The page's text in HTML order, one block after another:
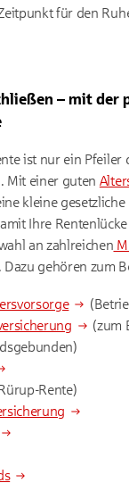
für den
– mit der
ist nur ein Pfeiler
Mit einer guten
kleine
Ihre
an zahlreichen
. Dazu gehören zum
(zum
Rente)